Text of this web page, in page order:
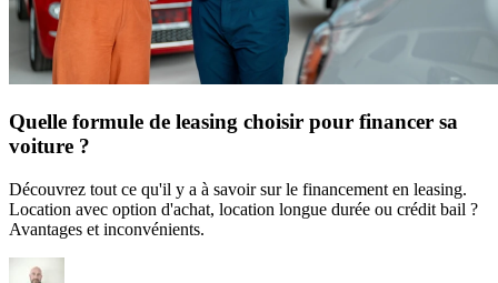
Quelle formule de leasing choisir pour financer sa
voiture ?
Découvrez tout ce qu'il y a à savoir sur le financement en leasing.
Location avec option d'achat, location longue durée ou crédit bail ?
Avantages et inconvénients.